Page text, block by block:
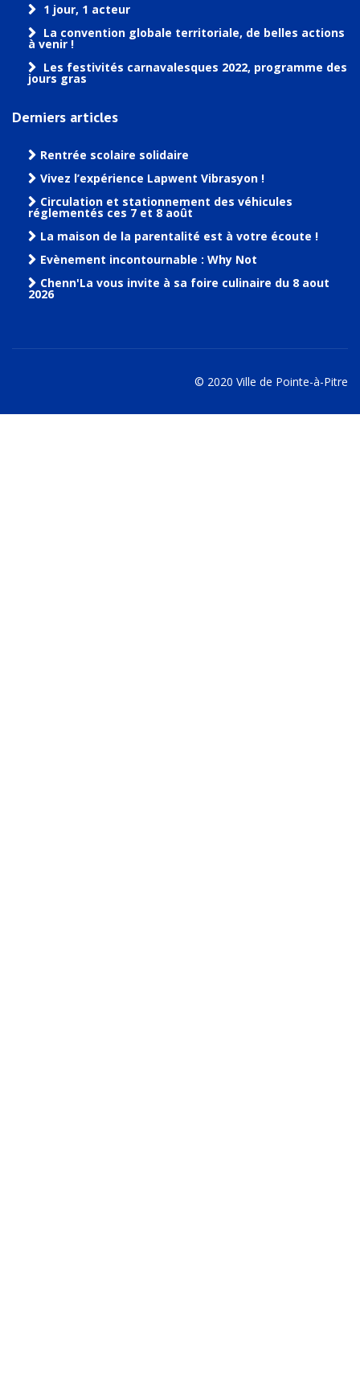
1 jour, 1 acteur
La convention globale territoriale, de belles actions
à venir !
Les festivités carnavalesques 2022, programme des
jours gras
Derniers articles
Rentrée scolaire solidaire
Vivez l’expérience Lapwent Vibrasyon !
Circulation et stationnement des véhicules
réglementés ces 7 et 8 août
La maison de la parentalité est à votre écoute !
Evènement incontournable : Why Not
Chenn'La vous invite à sa foire culinaire du 8 aout
2026
© 2020 Ville de Pointe-à-Pitre